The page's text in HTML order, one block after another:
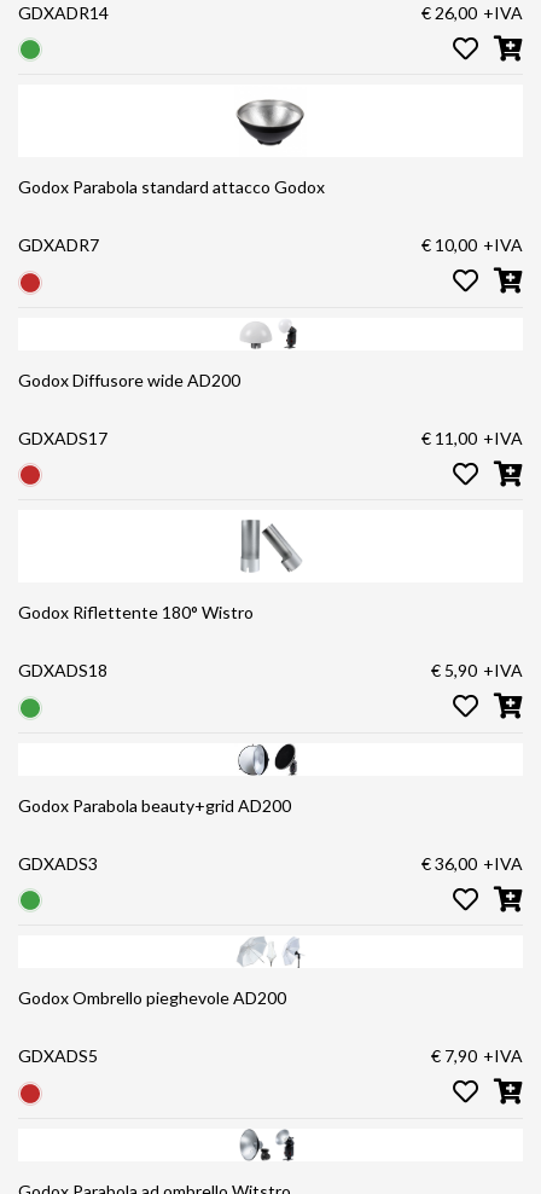
GDXADR14 € 26,00 +IVA
Godox Parabola standard attacco Godox
GDXADR7 € 10,00 +IVA
Godox Diffusore wide AD200
GDXADS17 € 11,00 +IVA
Godox Riflettente 180° Wistro
GDXADS18 € 5,90 +IVA
Godox Parabola beauty+grid AD200
GDXADS3 € 36,00 +IVA
Godox Ombrello pieghevole AD200
GDXADS5 € 7,90 +IVA